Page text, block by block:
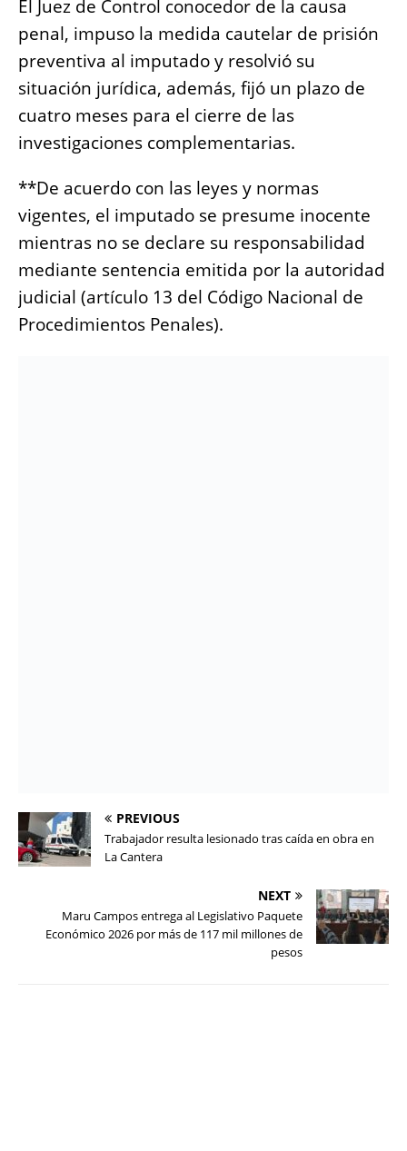
El Juez de Control conocedor de la causa
penal, impuso la medida cautelar de prisión
preventiva al imputado y resolvió su
situación jurídica, además, fijó un plazo de
cuatro meses para el cierre de las
investigaciones complementarias.
**De acuerdo con las leyes y normas
vigentes, el imputado se presume inocente
mientras no se declare su responsabilidad
mediante sentencia emitida por la autoridad
judicial (artículo 13 del Código Nacional de
Procedimientos Penales).
PREVIOUS
Trabajador resulta lesionado tras caída en obra en
La Cantera
NEXT
Maru Campos entrega al Legislativo Paquete
Económico 2026 por más de 117 mil millones de
pesos